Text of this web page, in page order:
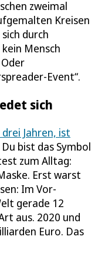
zweimal
Kreisen
durch
Mensch
Event“.
sich
Jahren, ist
Du bist das Symbol
zum Alltag:
Erst warst
Im Vor-
gerade 12
aus. 2020 und
Euro. Das